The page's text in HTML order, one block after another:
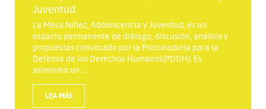
Juventud
La Mesa Niñez, Adolescencia y Juventud, es un
espacio permanente de diálogo, discusión, análisis y
propuestas convocado por la Procuraduría para la
Defensa de los Derechos Humanos(PDDH). Es
asimismo un ...
LEA MÁS